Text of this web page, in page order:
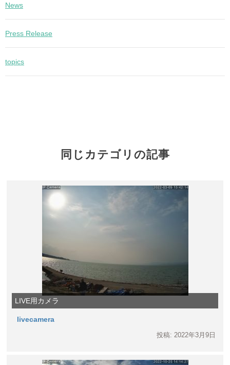
News
Press Release
topics
同じカテゴリの記事
LIVE用カメラ
livecamera
投稿: 2022年3月9日